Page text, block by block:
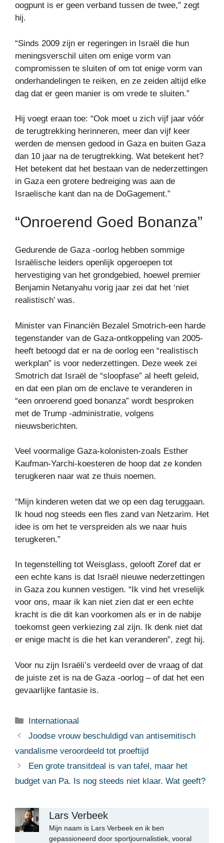
oogpunt is er geen verband tussen de twee,” zegt
hij.
“Sinds 2009 zijn er regeringen in Israël die hun
meningsverschil uiten om enige vorm van
compromissen te sluiten of om tot enige vorm van
onderhandelingen te reiken, en ze zeiden altijd elke
dag dat er geen manier is om vrede te sluiten.”
Hij voegt eraan toe: “Ook moet u zich vijf jaar vóór
de terugtrekking herinneren, meer dan vijf keer
werden de mensen gedood in Gaza en buiten Gaza
dan 10 jaar na de terugtrekking. Wat betekent het?
Het betekent dat het bestaan ​​van de nederzettingen
in Gaza een grotere bedreiging was aan de
Israelische kant dan na de DoGagement.”
“Onroerend Goed Bonanza”
Gedurende de Gaza -oorlog hebben sommige
Israëlische leiders openlijk opgeroepen tot
hervestiging van het grondgebied, hoewel premier
Benjamin Netanyahu vorig jaar zei dat het ‘niet
realistisch’ was.
Minister van Financiën Bezalel Smotrich-een harde
tegenstander van de Gaza-ontkoppeling van 2005-
heeft betoogd dat er na de oorlog een “realistisch
werkplan” is voor nederzettingen. Deze week zei
Smotrich dat Israël de “sloopfase” al heeft geleid,
en dat een plan om de enclave te veranderen in
“een onroerend goed bonanza” wordt besproken
met de Trump -administratie, volgens
nieuwsberichten.
Veel voormalige Gaza-kolonisten-zoals Esther
Kaufman-Yarchi-koesteren de hoop dat ze konden
terugkeren naar wat ze thuis noemen.
“Mijn kinderen weten dat we op een dag teruggaan.
Ik houd nog steeds een fles zand van Netzarim. Het
idee is om het te verspreiden als we naar huis
terugkeren.”
In tegenstelling tot Weisglass, gelooft Zoref dat er
een echte kans is dat Israël nieuwe nederzettingen
in Gaza zou kunnen vestigen. “Ik vind het vreselijk
voor ons, maar ik kan niet zien dat er een echte
kracht is die dit kan voorkomen als er in de nabije
toekomst geen verkiezing zal zijn. Ik denk niet dat
er enige macht is die het kan veranderen”, zegt hij.
Voor nu zijn Israëli’s verdeeld over de vraag of dat
de juiste zet is na de Gaza -oorlog – of dat het een
gevaarlijke fantasie is.
Categorieën
Internationaal
Joodse vrouw beschuldigd van antisemitisch
vandalisme veroordeeld tot proeftijd
Een grote transitdeal is van tafel, maar het
budget van Pa. Is nog steeds niet klaar. Wat geeft?
Lars Verbeek
Mijn naam is Lars Verbeek en ik ben
gepassioneerd door sportjournalistiek, vooral